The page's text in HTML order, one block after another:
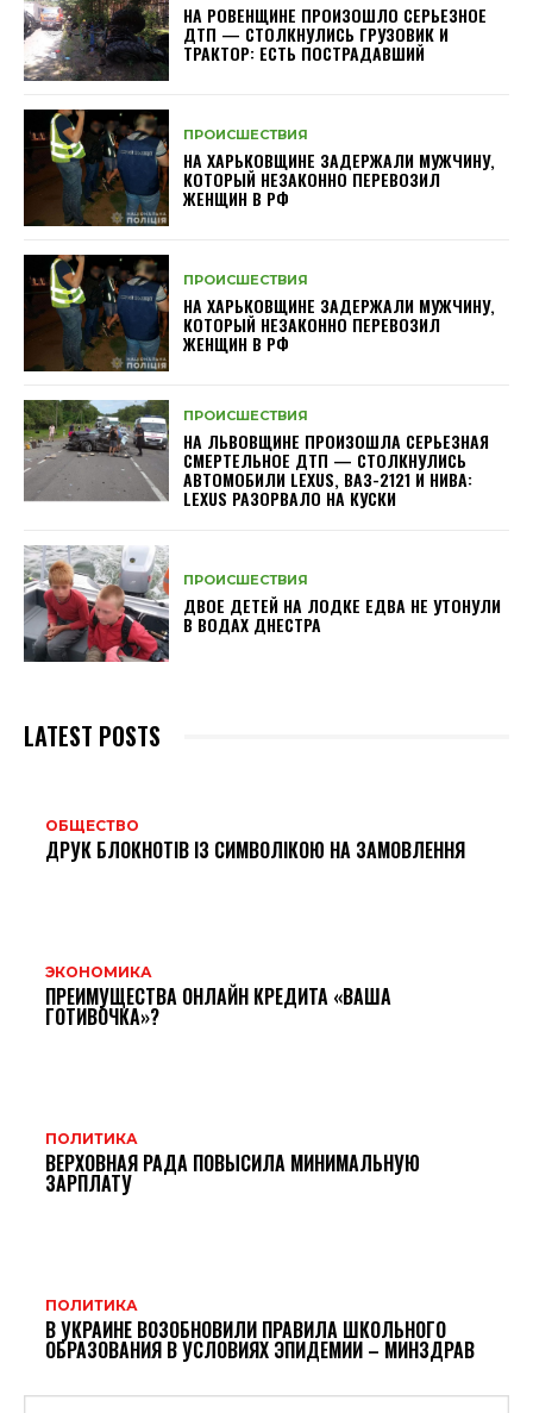
НА РОВЕНЩИНЕ ПРОИЗОШЛО СЕРЬЕЗНОЕ
ДТП — СТОЛКНУЛИСЬ ГРУЗОВИК И
ТРАКТОР: ЕСТЬ ПОСТРАДАВШИЙ
ПРОИСШЕСТВИЯ
НА ХАРЬКОВЩИНЕ ЗАДЕРЖАЛИ МУЖЧИНУ,
КОТОРЫЙ НЕЗАКОННО ПЕРЕВОЗИЛ
ЖЕНЩИН В РФ
ПРОИСШЕСТВИЯ
НА ХАРЬКОВЩИНЕ ЗАДЕРЖАЛИ МУЖЧИНУ,
КОТОРЫЙ НЕЗАКОННО ПЕРЕВОЗИЛ
ЖЕНЩИН В РФ
ПРОИСШЕСТВИЯ
НА ЛЬВОВЩИНЕ ПРОИЗОШЛА СЕРЬЕЗНАЯ
СМЕРТЕЛЬНОЕ ДТП — СТОЛКНУЛИСЬ
АВТОМОБИЛИ LEXUS, ВАЗ-2121 И НИВА:
LEXUS РАЗОРВАЛО НА КУСКИ
ПРОИСШЕСТВИЯ
ДВОЕ ДЕТЕЙ НА ЛОДКЕ ЕДВА НЕ УТОНУЛИ
В ВОДАХ ДНЕСТРА
LATEST POSTS
ОБЩЕСТВО
ДРУК БЛОКНОТІВ ІЗ СИМВОЛІКОЮ НА ЗАМОВЛЕННЯ
ЭКОНОМИКА
ПРЕИМУЩЕСТВА ОНЛАЙН КРЕДИТА «ВАША
ГОТИВОЧКА»?
ПОЛИТИКА
ВЕРХОВНАЯ РАДА ПОВЫСИЛА МИНИМАЛЬНУЮ
ЗАРПЛАТУ
ПОЛИТИКА
В УКРАИНЕ ВОЗОБНОВИЛИ ПРАВИЛА ШКОЛЬНОГО
ОБРАЗОВАНИЯ В УСЛОВИЯХ ЭПИДЕМИИ – МИНЗДРАВ